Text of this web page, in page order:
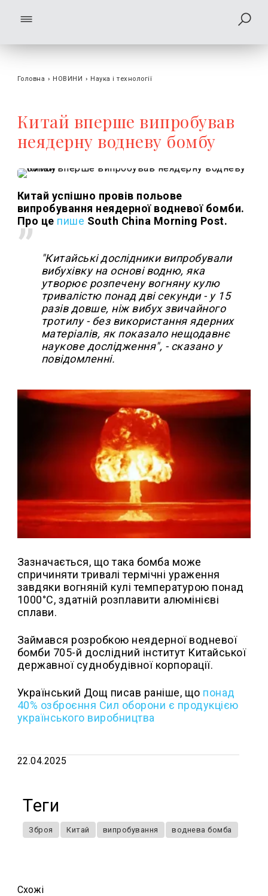
Головна › НОВИНИ › Наука і технології
Китай вперше випробував
неядерну водневу бомбу
Китай успішно провів польове
випробування неядерної водневої бомби.
Про це пише South China Morning Post.
"Китайські дослідники випробували
вибухівку на основі водню, яка
утворює розпечену вогняну кулю
тривалістю понад дві секунди - у 15
разів довше, ніж вибух звичайного
тротилу - без використання ядерних
матеріалів, як показало нещодавнє
наукове дослідження", - сказано у
повідомленні.
Зазначається, що така бомба може
спричиняти тривалі термічні ураження
завдяки вогняній кулі температурою понад
1000°C, здатній розплавити алюмінієві
сплави.
Займався розробкою неядерної водневої
бомби 705-й дослідний інститут Китайської
державної суднобудівної корпорації.
Український Дощ писав раніше, що понад
40% озброєння Сил оборони є продукцією
українського виробництва
22.04.2025
Теги
Зброя Китай випробування воднева бомба
Схожi